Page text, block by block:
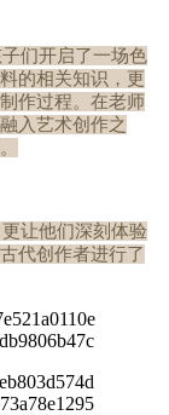
们开启了一场色
的相关知识，更
作过程。在老师
入艺术创作之
让他们深刻体验
代创作者进行了